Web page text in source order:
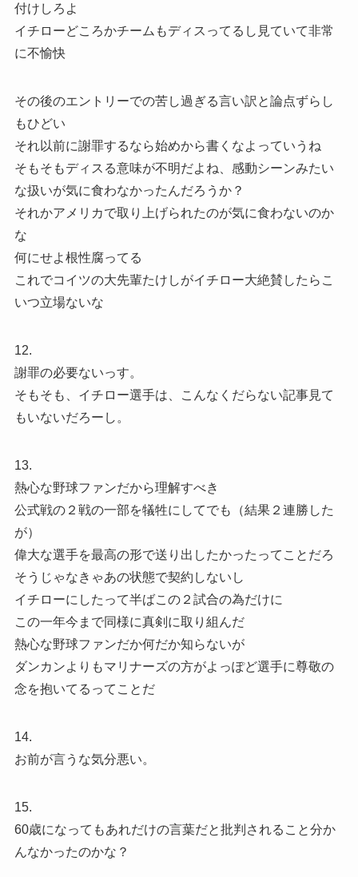
付けしろよ
イチローどころかチームもディスってるし見ていて非常
に不愉快
その後のエントリーでの苦し過ぎる言い訳と論点ずらし
もひどい
それ以前に謝罪するなら始めから書くなよっていうね
そもそもディスる意味が不明だよね、感動シーンみたい
な扱いが気に食わなかったんだろうか？
それかアメリカで取り上げられたのが気に食わないのか
な
何にせよ根性腐ってる
これでコイツの大先輩たけしがイチロー大絶賛したらこ
いつ立場ないな
12.
謝罪の必要ないっす。
そもそも、イチロー選手は、こんなくだらない記事見て
もいないだろーし。
13.
熱心な野球ファンだから理解すべき
公式戦の２戦の一部を犠牲にしてでも（結果２連勝した
が）
偉大な選手を最高の形で送り出したかったってことだろ
そうじゃなきゃあの状態で契約しないし
イチローにしたって半ばこの２試合の為だけに
この一年今まで同様に真剣に取り組んだ
熱心な野球ファンだか何だか知らないが
ダンカンよりもマリナーズの方がよっぽど選手に尊敬の
念を抱いてるってことだ
14.
お前が言うな気分悪い。
15.
60歳になってもあれだけの言葉だと批判されること分か
んなかったのかな？